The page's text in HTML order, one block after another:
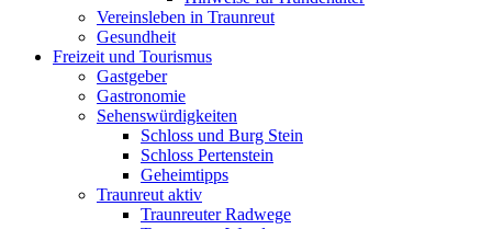
Vereinsleben in Traunreut
Gesundheit
Freizeit und Tourismus
Gastgeber
Gastronomie
Sehenswürdigkeiten
Schloss und Burg Stein
Schloss Pertenstein
Geheimtipps
Traunreut aktiv
Traunreuter Radwege